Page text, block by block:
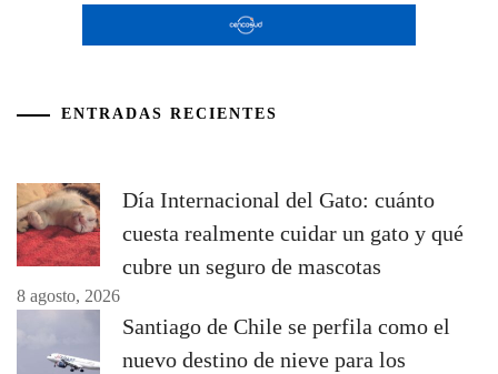
ENTRADAS RECIENTES
Día Internacional del Gato: cuánto
cuesta realmente cuidar un gato y qué
cubre un seguro de mascotas
8 agosto, 2026
Santiago de Chile se perfila como el
nuevo destino de nieve para los